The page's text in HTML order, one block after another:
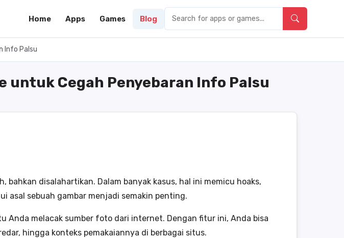
Home Apps Games Blog
Info Palsu
untuk Cegah Penyebaran Info Palsu
disalahartikan. Dalam banyak kasus, hal ini memicu hoaks,
asal sebuah gambar menjadi semakin penting.
Anda melacak sumber foto dari internet. Dengan fitur ini, Anda bisa
hingga konteks pemakaiannya di berbagai situs.